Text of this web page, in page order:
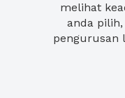
melihat
anda
pengurusan